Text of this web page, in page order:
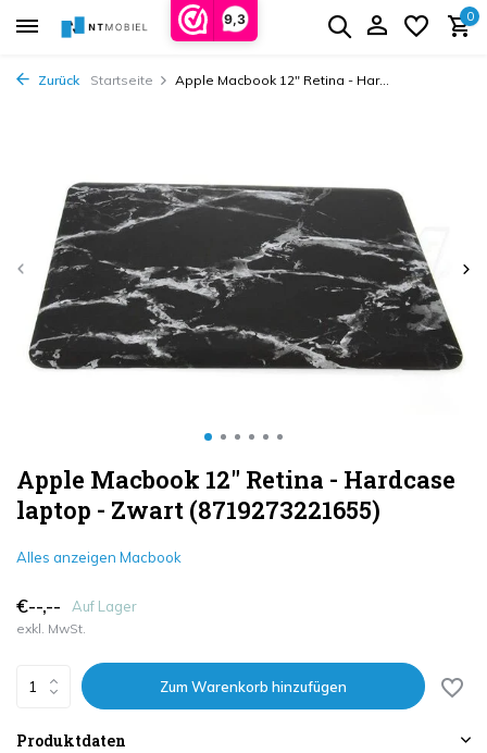
9,3 0
Zurück Startseite Apple Macbook 12" Retina - Har...
Apple Macbook 12" Retina - Hardcase
laptop - Zwart (8719273221655)
Alles anzeigen Macbook
€--,-- Auf Lager
exkl. MwSt.
Zum Warenkorb hinzufügen
Produktdaten